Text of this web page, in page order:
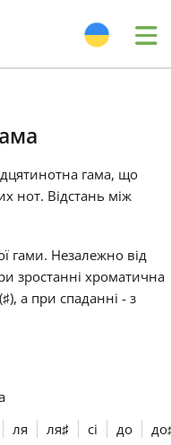
гама, що
нот. Відстань між
гами. Незалежно від
зростанні хроматична
♯), а при спаданні - з
ля ля♯ сі до до